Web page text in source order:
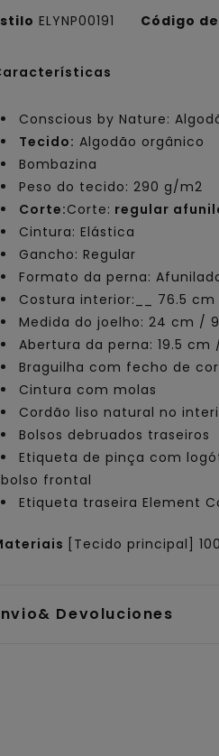
ELYNP00191 Código
Conscious by Nature:
Tecido: Algodão orgânico
Bombazina
Peso do tecido: 290 g/m2
Corte:Corte: regular
Cintura: Elástica
Gancho: Regular
Formato da perna:
Costura interior:__ 76.5 cm
Medida do joelho: 24 cm /
Abertura da perna: 19.5 cm
Braguilha com fecho de
Cintura com molas
Cordão liso natural no
Bolsos debruados traseiros
Etiqueta de pinça com
bolso frontal
Etiqueta traseira Element
[Tecido principal]
Devoluciones